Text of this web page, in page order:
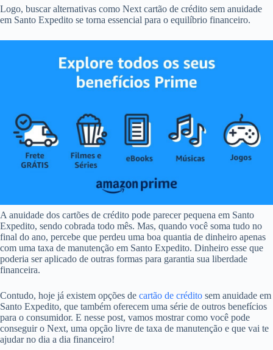
Logo, buscar alternativas como Next cartão de crédito sem anuidade
em Santo Expedito se torna essencial para o equilíbrio financeiro.
A anuidade dos cartões de crédito pode parecer pequena em Santo
Expedito, sendo cobrada todo mês. Mas, quando você soma tudo no
final do ano, percebe que perdeu uma boa quantia de dinheiro apenas
com uma taxa de manutenção em Santo Expedito. Dinheiro esse que
poderia ser aplicado de outras formas para garantia sua liberdade
financeira.
Contudo, hoje já existem opções de cartão de crédito sem anuidade em
Santo Expedito, que também oferecem uma série de outros benefícios
para o consumidor. E nesse post, vamos mostrar como você pode
conseguir o Next, uma opção livre de taxa de manutenção e que vai te
ajudar no dia a dia financeiro!